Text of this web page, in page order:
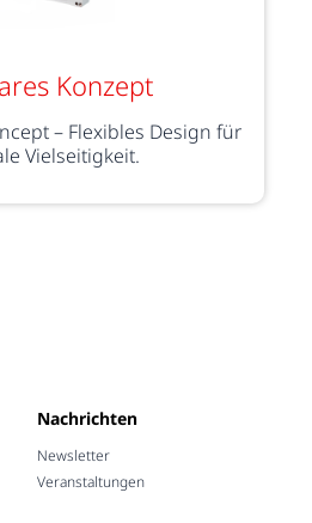
Konzept
– Flexibles Design für
Vielseitigkeit.
Nachrichten
Newsletter
Veranstaltungen